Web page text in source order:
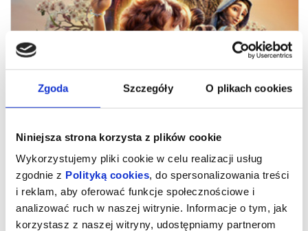
Zgoda Szczegóły O plikach cookies
Niniejsza strona korzysta z plików cookie
Wykorzystujemy pliki cookie w celu realizacji usług
zgodnie z Polityką cookies, do spersonalizowania treści
i reklam, aby oferować funkcje społecznościowe i
analizować ruch w naszej witrynie. Informacje o tym, jak
korzystasz z naszej witryny, udostępniamy partnerom